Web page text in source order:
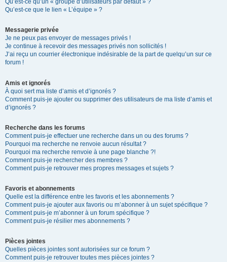
Qu’est-ce qu’un « groupe d’utilisateurs par défaut » ?
Qu’est-ce que le lien « L’équipe » ?
Messagerie privée
Je ne peux pas envoyer de messages privés !
Je continue à recevoir des messages privés non sollicités !
J’ai reçu un courrier électronique indésirable de la part de quelqu’un sur ce
forum !
Amis et ignorés
À quoi sert ma liste d’amis et d’ignorés ?
Comment puis-je ajouter ou supprimer des utilisateurs de ma liste d’amis et
d’ignorés ?
Recherche dans les forums
Comment puis-je effectuer une recherche dans un ou des forums ?
Pourquoi ma recherche ne renvoie aucun résultat ?
Pourquoi ma recherche renvoie à une page blanche ?!
Comment puis-je rechercher des membres ?
Comment puis-je retrouver mes propres messages et sujets ?
Favoris et abonnements
Quelle est la différence entre les favoris et les abonnements ?
Comment puis-je ajouter aux favoris ou m’abonner à un sujet spécifique ?
Comment puis-je m’abonner à un forum spécifique ?
Comment puis-je résilier mes abonnements ?
Pièces jointes
Quelles pièces jointes sont autorisées sur ce forum ?
Comment puis-je retrouver toutes mes pièces jointes ?